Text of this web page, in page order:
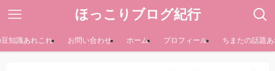
ほっこりブログ紀行
知識あれこれ お問い合わせ ホーム プロフィール ちまたの話題